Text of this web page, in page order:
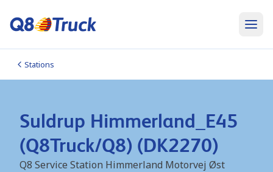
Stations
Suldrup Himmerland_E45
(Q8Truck/Q8) (DK2270)
Q8 Service Station Himmerland Motorvej Øst